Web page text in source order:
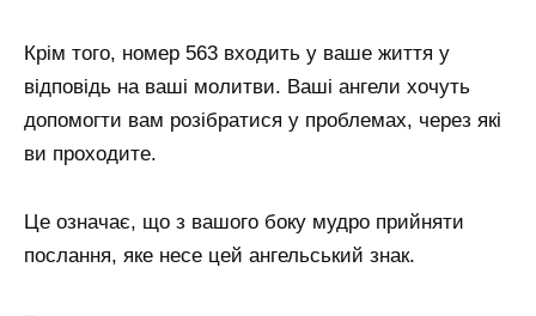
Крім того, номер 563 входить у ваше життя у
відповідь на ваші молитви. Ваші ангели хочуть
допомогти вам розібратися у проблемах, через які
ви проходите.
Це означає, що з вашого боку мудро прийняти
послання, яке несе цей ангельський знак.